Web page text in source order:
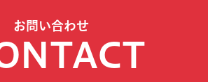
お問い合わせ